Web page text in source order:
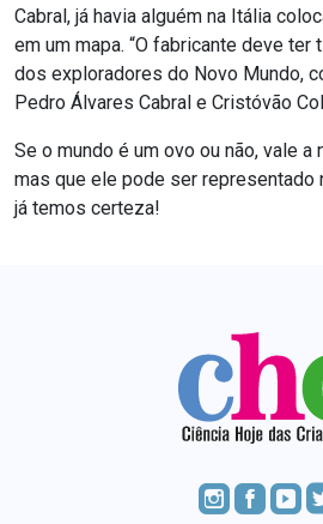
Cabral, já havia alguém na Itália
em um mapa. “O fabricante deve
dos exploradores do Novo Mundo,
Pedro Álvares Cabral e Cristóvão
Se o mundo é um ovo ou não, vale a
mas que ele pode ser representado
já temos certeza!